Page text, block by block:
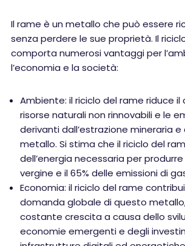
Il rame è un metallo che può essere
senza perdere le sue proprietà. Il
comporta numerosi vantaggi per
l’economia e la società:
Ambiente: il riciclo del rame riduce il
risorse naturali non rinnovabili e le
derivanti dall’estrazione mineraria
metallo. Si stima che il riciclo del
dell’energia necessaria per
vergine e il 65% delle emissioni di
Economia: il riciclo del rame
domanda globale di questo
costante crescita a causa dello
economie emergenti e degli